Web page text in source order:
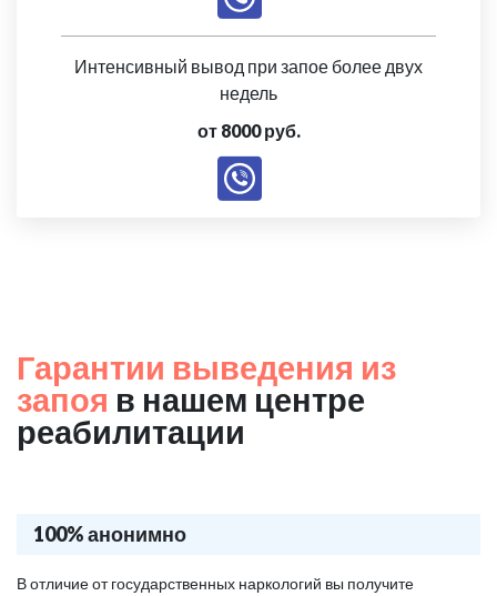
Интенсивный вывод при запое более двух
недель
от 8000 руб.
Гарантии выведения из
запоя в нашем центре
реабилитации
100% анонимно
В отличие от государственных наркологий вы получите